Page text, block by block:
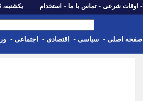
- اوقات شرعی - تماس با ما - استخدام یکشنبه، 18 مرداد 1405 - Sun, 09th Aug 2026
صفحه اصلی - سیاسی - اقتصادی - اجتماعی -